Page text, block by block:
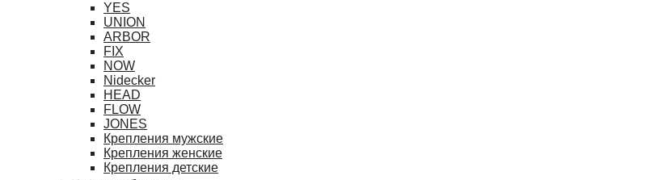
YES
UNION
ARBOR
FIX
NOW
Nidecker
HEAD
FLOW
JONES
Крепления мужские
Крепления женские
Крепления детские